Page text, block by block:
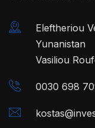
Eleftheriou
Yunanistan
Vasiliou
0030 698